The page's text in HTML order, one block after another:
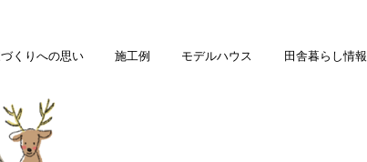
くりへの思い 施工例 モデルハウス 田舎暮らし情報